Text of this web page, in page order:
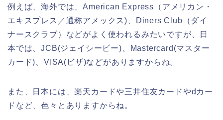
例えば、海外では、American Express（アメリカン・
エキスプレス／通称アメックス)、Diners Club（ダイ
ナースクラブ）などがよく使われるみたいですが、日
本では、JCB(ジェイシービー)、Mastercard(マスター
カード)、VISA(ビザ)などがありますからね。
また、日本には、楽天カードや三井住友カードやdカー
ドなど、色々とありますからね。